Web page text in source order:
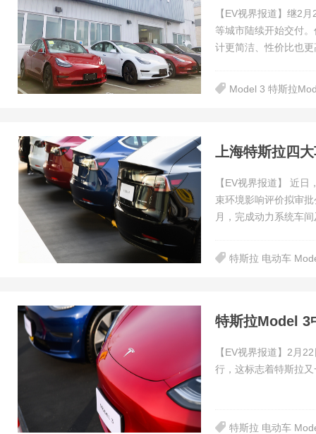
【EV视界报道】继2
等城市陆续开始交付
计更简洁、性价比也
Model 3 特斯拉
上海特斯拉四
【EV视界报道】 近
束环境影响评价拟审
月，完成动力系统车
特斯拉 电动车
特斯拉Model 3
【EV视界报道】2月
行，这标志着特斯拉
特斯拉 电动车